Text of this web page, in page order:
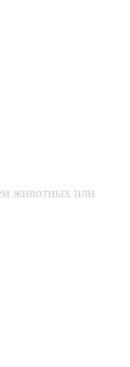
животных или